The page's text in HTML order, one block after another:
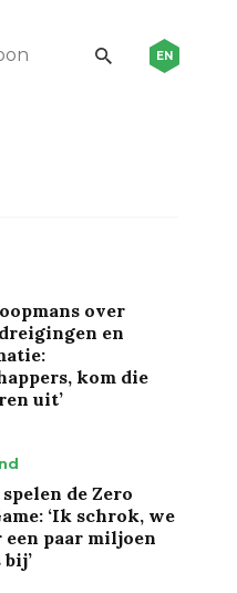
EN
over
en
kom die
uit’
de Zero
‘Ik schrok, we
een paar miljoen